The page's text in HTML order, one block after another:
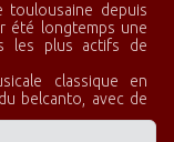
toulousaine depuis
été longtemps une
les plus actifs de
classique en
belcanto, avec de